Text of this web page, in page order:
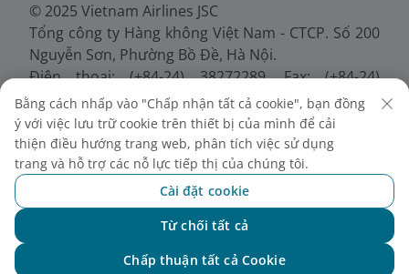
© 2025 Vietnam Airlines JSC
Tổng công ty Hàng không Việt Nam - CTCP. Số 200
Nguyễn Sơn, Phường Bồ Đề, Hà Nội.
Điện thoại: (+84-24) 38272289. Fax: (+84-24)
38722375
Giấy chứng nhận đăng ký doanh nghiệp, mã số
doanh nghiệp 0100107518, đăng ký lần đầu ngày
30/6/2010, đăng ký thay đổi lần thứ 10 ngày
24/7/2025, cấp bởi Sở Tài chính Thành phố Hà Nội.
Bằng cách nhấp vào "Chấp nhận tất cả cookie", bạn đồng
ý với việc lưu trữ cookie trên thiết bị của mình để cải
thiện điều hướng trang web, phân tích việc sử dụng
trang và hỗ trợ các nỗ lực tiếp thị của chúng tôi.
Cài đặt cookie
Từ chối tất cả
Chấp thuận tất cả Cookie